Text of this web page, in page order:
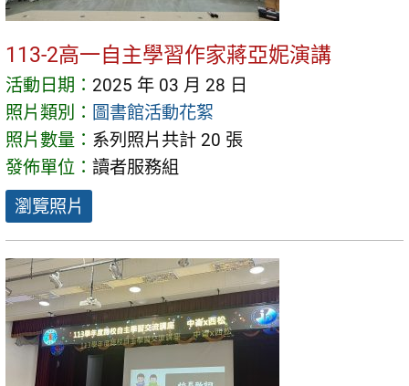
113-2高一自主學習作家蔣亞妮演講
活動日期： 2025 年 03 月 28 日
照片類別： 圖書館活動花絮
照片數量： 系列照片共計 20 張
發佈單位： 讀者服務組
瀏覽照片